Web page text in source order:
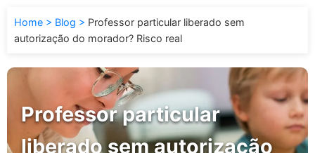
Home Blog
Professor particular liberado sem
autorização do morador? Risco real
Professor particular
liberado sem autorização